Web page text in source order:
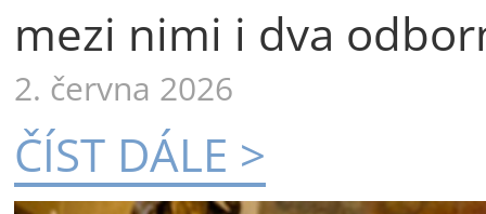
mezi nimi i dva
2. června 2026
ČÍST DÁLE >